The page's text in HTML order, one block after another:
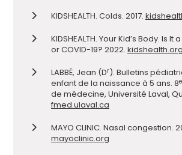
KIDSHEALTH. Colds. 2017.
KIDSHEALTH. Your Kid’s Body. Is It
or COVID-19? 2022. kidshealth.org
LABBÉ, Jean (Dr). Bulletins
enfant de la naissance à 5 ans. 8e
de médecine, Université Laval,
fmed.ulaval.ca
MAYO CLINIC. Nasal congestion.
mayoclinic.org